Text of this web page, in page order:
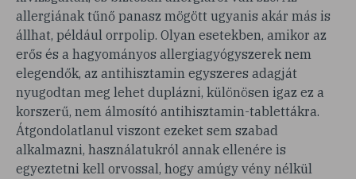
allergiának tűnő panasz mögött ugyanis akár más is
állhat, például orrpolip. Olyan esetekben, amikor az
erős és a hagyományos allergiagyógyszerek nem
elegendők, az antihisztamin egyszeres adagját
nyugodtan meg lehet duplázni, különösen igaz ez a
korszerű, nem álmosító antihisztamin-tablettákra.
Átgondolatlanul viszont ezeket sem szabad
alkalmazni, használatukról annak ellenére is
egyeztetni kell orvossal, hogy amúgy vény nélkül